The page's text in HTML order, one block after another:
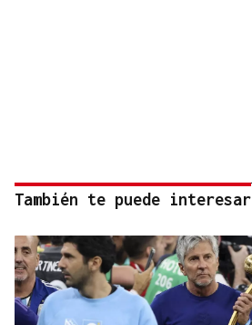
También te puede interesar